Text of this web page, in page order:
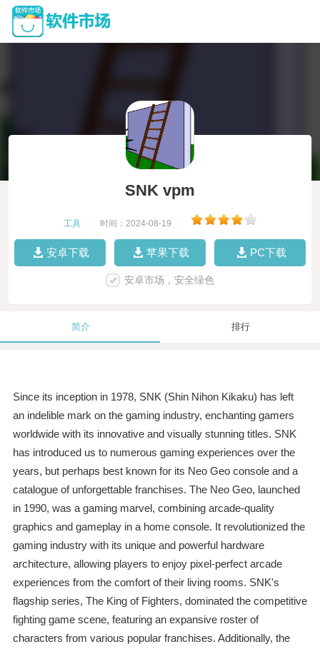
SNK vpm
工具 时间：2024-08-19
安卓下载 苹果下载 PC下载
安卓市场，安全绿色
简介 排行
Since its inception in 1978, SNK (Shin Nihon Kikaku) has left
an indelible mark on the gaming industry, enchanting gamers
worldwide with its innovative and visually stunning titles. SNK
has introduced us to numerous gaming experiences over the
years, but perhaps best known for its Neo Geo console and a
catalogue of unforgettable franchises. The Neo Geo, launched
in 1990, was a gaming marvel, combining arcade-quality
graphics and gameplay in a home console. It revolutionized the
gaming industry with its unique and powerful hardware
architecture, allowing players to enjoy pixel-perfect arcade
experiences from the comfort of their living rooms. SNK's
flagship series, The King of Fighters, dominated the competitive
fighting game scene, featuring an expansive roster of
characters from various popular franchises. Additionally, the